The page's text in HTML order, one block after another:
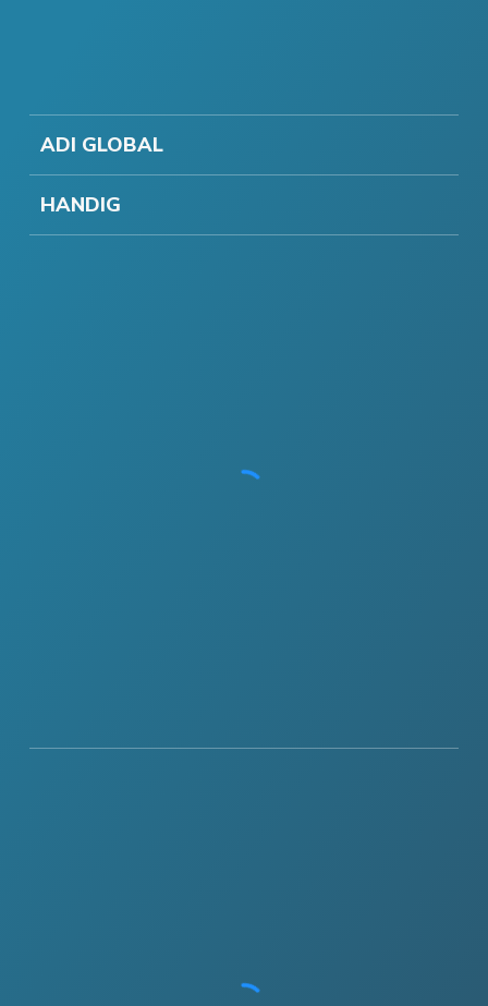
ADI GLOBAL
HANDIG